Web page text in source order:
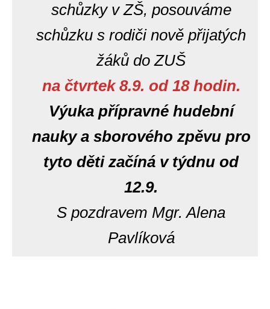
schůzky v ZŠ, posouváme
schůzku s rodiči nově přijatých
žáků do ZUŠ
na čtvrtek 8.9. od 18 hodin.
Výuka přípravné hudební
nauky a sborového zpěvu pro
tyto děti začíná v týdnu od
12.9.
S pozdravem Mgr. Alena
Pavlíková